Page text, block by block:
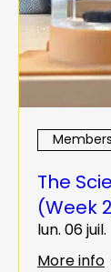
The
(Week
lun. 06 juil.
More info